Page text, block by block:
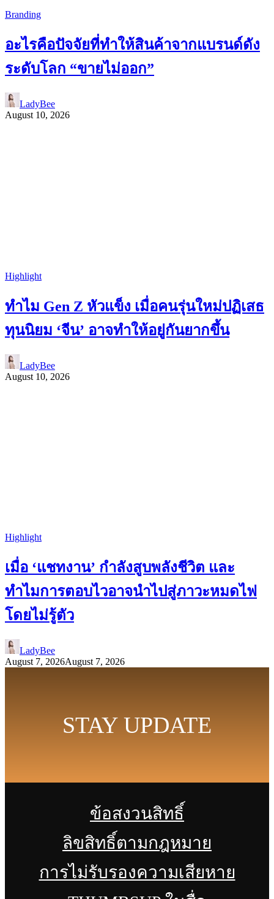
Branding
อะไรคือปัจจัยที่ทำให้สินค้าจากแบรนด์ดัง
ระดับโลก “ขายไม่ออก”
LadyBee
August 10, 2026
Highlight
ทำไม Gen Z หัวแข็ง เมื่อคนรุ่นใหม่ปฏิเสธ
ทุนนิยม ‘จีน’ อาจทำให้อยู่กันยากขึ้น
LadyBee
August 10, 2026
Highlight
เมื่อ ‘แชทงาน’ กำลังสูบพลังชีวิต และ
ทำไมการตอบไวอาจนำไปสู่ภาวะหมดไฟ
โดยไม่รู้ตัว
LadyBee
August 7, 2026August 7, 2026
STAY UPDATE
ข้อสงวนสิทธิ์
ลิขสิทธิ์ตามกฎหมาย
การไม่รับรองความเสียหาย